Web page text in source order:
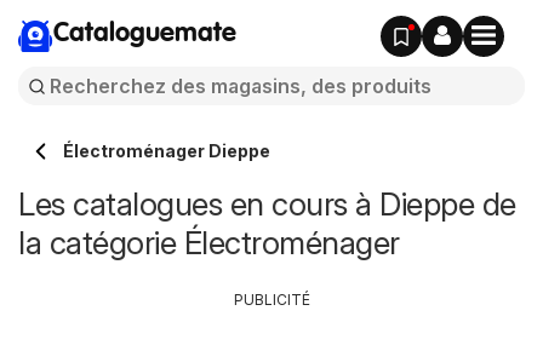
Cataloguemate
Électroménager Dieppe
Les catalogues en cours à Dieppe de
la catégorie Électroménager
PUBLICITÉ